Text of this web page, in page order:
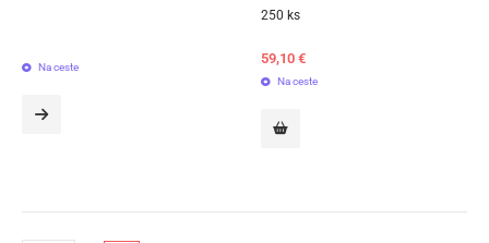
Na ceste
250 ks
59,10 €
Na ceste